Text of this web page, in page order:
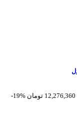
-19%
12,276,360 تومان